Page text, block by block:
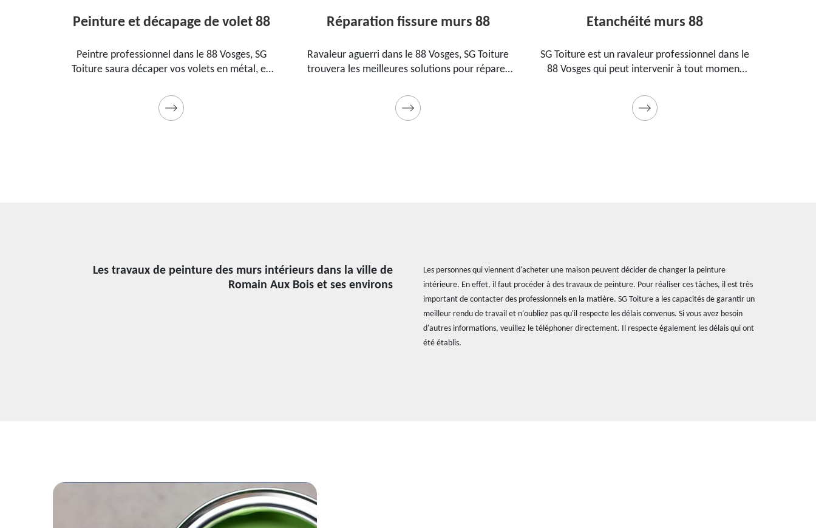
Peinture et décapage de volet 88
Peintre professionnel dans le 88 Vosges, SG
Toiture saura décaper vos volets en métal, en
Utilise des produits et des peintures de qualité.
Devis détaillé offert
Réparation fissure murs 88
Ravaleur aguerri dans le 88 Vosges, SG Toiture
trouvera les meilleures solutions pour réparer
qualité et des matériels professionnels. Travaux
garantis décennaux
Etanchéité murs 88
SG Toiture est un ravaleur professionnel dans le
88 Vosges qui peut intervenir à tout moment
pas cher pour ce faire
Les travaux de peinture des murs intérieurs dans la ville de
Romain Aux Bois et ses environs
Les personnes qui viennent d'acheter une maison peuvent décider de changer la peinture
intérieure. En effet, il faut procéder à des travaux de peinture. Pour réaliser ces tâches, il est très
important de contacter des professionnels en la matière. SG Toiture a les capacités de garantir un
meilleur rendu de travail et n'oubliez pas qu'il respecte les délais convenus. Si vous avez besoin
d'autres informations, veuillez le téléphoner directement. Il respecte également les délais qui ont
été établis.